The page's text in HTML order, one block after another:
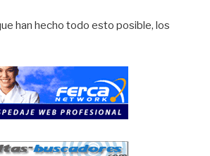
han hecho todo esto posible, los